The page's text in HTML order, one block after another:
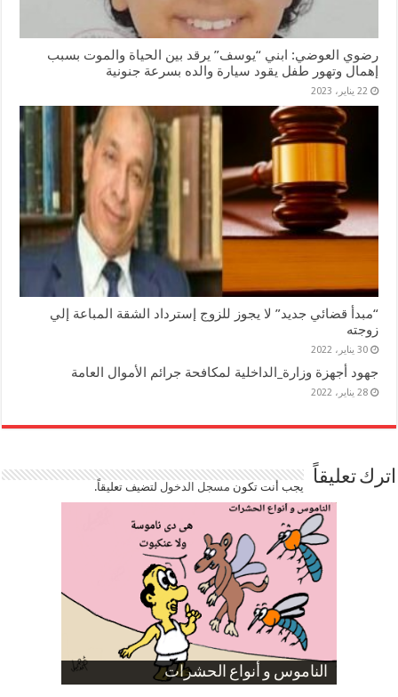
رضوي العوضي: ابني “يوسف” يرقد بين الحياة والموت بسبب
إهمال وتهور طفل يقود سيارة والده بسرعة جنونية
22 يناير، 2023
“مبدأ قضائي جديد” لا يجوز للزوج إسترداد الشقة المباعة إلي
زوجته
30 يناير، 2022
جهود أجهزة وزارة_الداخلية لمكافحة جرائم الأموال العامة
28 يناير، 2022
اترك تعليقاً يجب أنت تكون مسجل الدخوللتضيف تعليقاً.
الناموس و أنواع الحشرات
الموظفين بعد ارتفاع الأسعار
ارتفاع نسبة الطلاق في مصر
صورة كاركاتيرية
صورة كاركاتيرية